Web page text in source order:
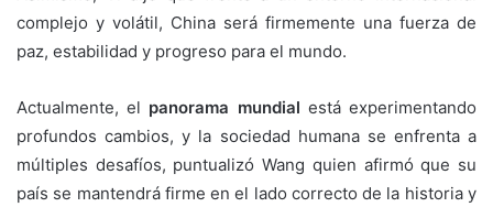
complejo y volátil, China será firmemente una fuerza de
paz, estabilidad y progreso para el mundo.
Actualmente, el panorama mundial está experimentando
profundos cambios, y la sociedad humana se enfrenta a
múltiples desafíos, puntualizó Wang quien afirmó que su
país se mantendrá firme en el lado correcto de la historia y